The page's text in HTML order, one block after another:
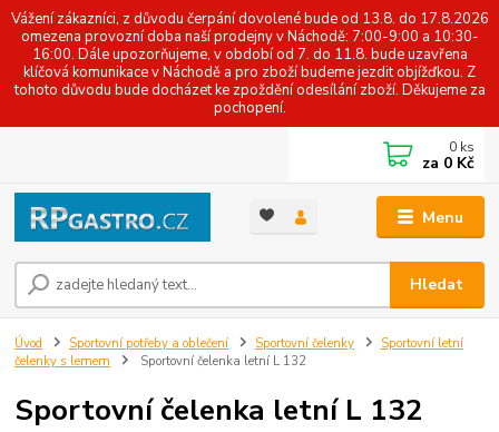
Vážení zákazníci, z důvodu čerpání dovolené bude od 13.8. do 17.8.2026
omezena provozní doba naší prodejny v Náchodě: 7:00-9:00 a 10:30-
16:00. Dále upozorňujeme, v období od 7. do 11.8. bude uzavřena
klíčová komunikace v Náchodě a pro zboží budeme jezdit objížďkou. Z
tohoto důvodu bude docházet ke zpoždění odesílání zboží. Děkujeme za
pochopení.
Menu
Hledat
0 ks
za 0 Kč
Úvod Sportovní potřeby a oblečení Sportovní čelenky
Sportovní letní
čelenky s lemem
Sportovní čelenka letní L 132
Sportovní čelenka letní L 132